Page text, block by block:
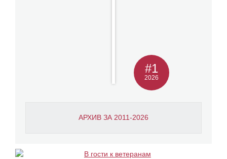
АРХИВ ЗА 2011-2026
#1
2026